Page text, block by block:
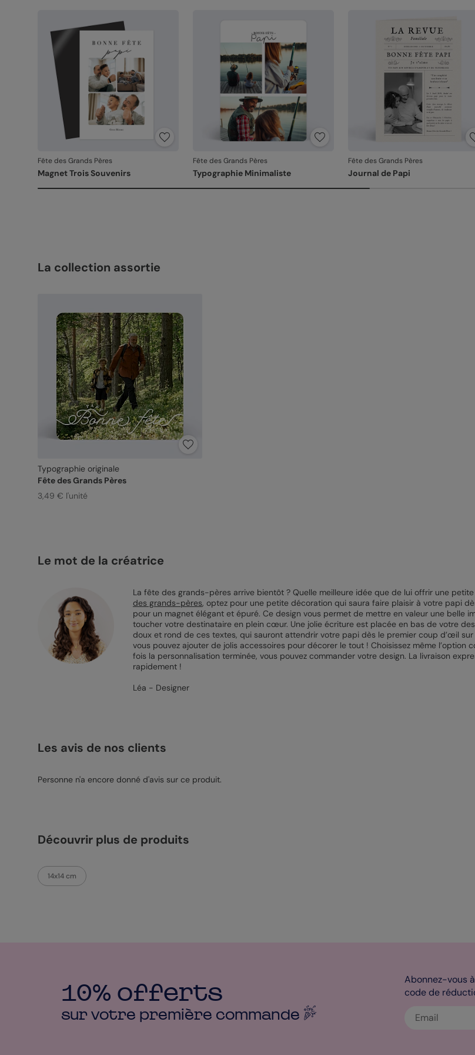
Fête des Grands Pères
Magnet Trois Souvenirs
Fête des Grands Pères
Typographie Minimaliste
Fête des Grands Pères
Journal de Papi
La collection assortie
Typographie originale
Fête des Grands Pères
3,49 € l'unité
Le mot de la créatrice
La fête des grands-pères arrive bientôt ? Quelle meilleure idée que de lui offrir une
des grands-pères, optez pour une petite décoration qui saura faire plaisir à votre papi
pour un magnet élégant et épuré. Ce design vous permet de mettre en valeur une belle
toucher votre destinataire en plein cœur. Une jolie écriture est placée en bas de votre
doux et rond de ces textes, qui sauront attendrir votre papi dès le premier coup d’œil
vous pouvez ajouter de jolis accessoires pour décorer le tout ! Choisissez même
fois la personnalisation terminée, vous pouvez commander votre design. La livraison
rapidement !
Léa - Designer
Les avis de nos clients
Personne n'a encore donné d'avis sur ce produit.
Découvrir plus de produits
14x14 cm
10% offerts
sur votre première commande
Abonnez-vous
code de